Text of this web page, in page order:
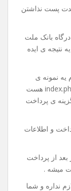
.
هم روز عشق
.
پست نذاشتن
بانک ملت
کامل از کد ها قرار دادم که دارای یک صفحه index.php هست
ی پرداخت